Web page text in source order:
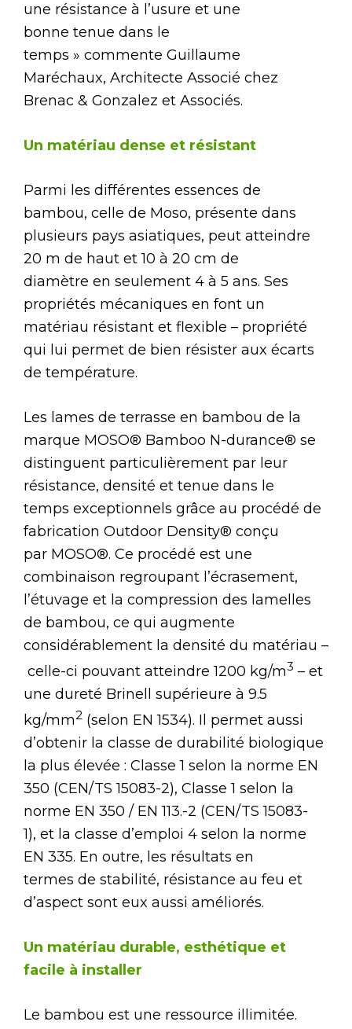
une résistance à l’usure et une
bonne tenue dans le
temps » commente Guillaume
Maréchaux, Architecte Associé chez
Brenac & Gonzalez et Associés.
Un matériau dense et résistant
Parmi les différentes essences de
bambou, celle de Moso, présente dans
plusieurs pays asiatiques, peut atteindre
20 m de haut et 10 à 20 cm de
diamètre en seulement 4 à 5 ans. Ses
propriétés mécaniques en font un
matériau résistant et flexible – propriété
qui lui permet de bien résister aux écarts
de température.
Les lames de terrasse en bambou de la
marque MOSO® Bamboo N-durance® se
distinguent particulièrement par leur
résistance, densité et tenue dans le
temps exceptionnels grâce au procédé de
fabrication Outdoor Density® conçu
par MOSO®. Ce procédé est une
combinaison regroupant l’écrasement,
l’étuvage et la compression des lamelles
de bambou, ce qui augmente
considérablement la densité du matériau –
celle-ci pouvant atteindre 1200 kg/m3 – et
une dureté Brinell supérieure à 9.5
kg/mm2 (selon EN 1534). Il permet aussi
d’obtenir la classe de durabilité biologique
la plus élevée : Classe 1 selon la norme EN
350 (CEN/TS 15083-2), Classe 1 selon la
norme EN 350 / EN 113.-2 (CEN/TS 15083-
1), et la classe d’emploi 4 selon la norme
EN 335. En outre, les résultats en
termes de stabilité, résistance au feu et
d’aspect sont eux aussi améliorés.
Un matériau durable, esthétique et
facile à installer
Le bambou est une ressource illimitée.